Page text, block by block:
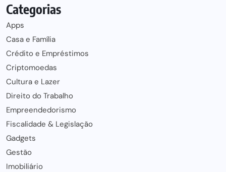
Categorias
Apps
Casa e Família
Crédito e Empréstimos
Criptomoedas
Cultura e Lazer
Direito do Trabalho
Empreendedorismo
Fiscalidade & Legislação
Gadgets
Gestão
Imobiliário